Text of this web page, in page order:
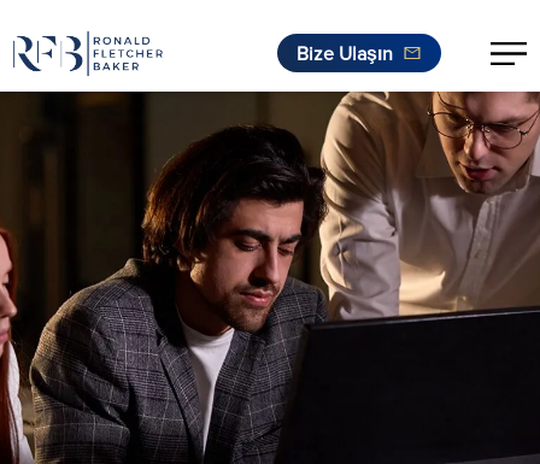
İçeriğe geç
Bize Ulaşın